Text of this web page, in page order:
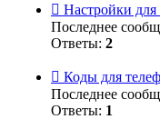
Настройки
Последнее
Ответы: 2
Коды для
Последнее
Ответы: 1